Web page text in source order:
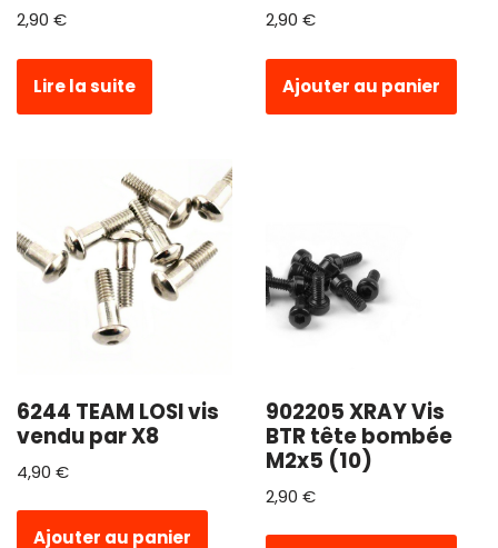
2,90 €
Lire la suite
2,90 €
Ajouter au panier
6244 TEAM LOSI vis
vendu par X8
4,90 €
Ajouter au panier
902205 XRAY Vis
BTR tête bombée
M2x5 (10)
2,90 €